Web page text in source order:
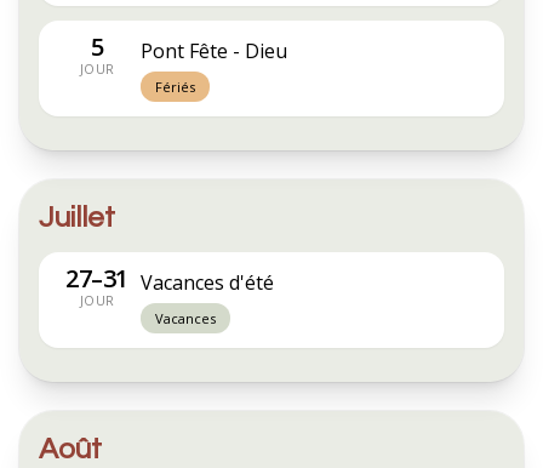
5
JOUR
Pont Fête - Dieu
Fériés
Juillet
27–31
JOUR
Vacances d'été
Vacances
Août